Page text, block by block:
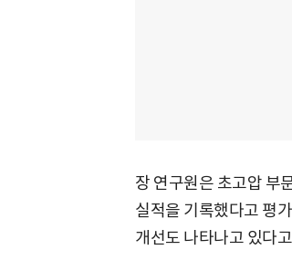
장 연구원은 초고압 부
실적을 기록했다고 평
개선도 나타나고 있다